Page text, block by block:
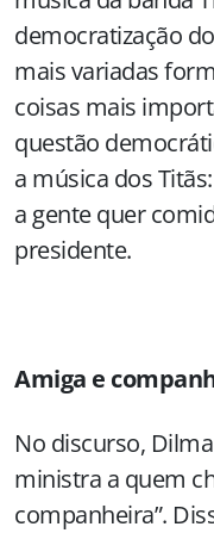
democratização
mais variadas
coisas mais
questão
a música dos
a gente quer
presidente.
Amiga e
No discurso,
ministra a quem
companheira”.